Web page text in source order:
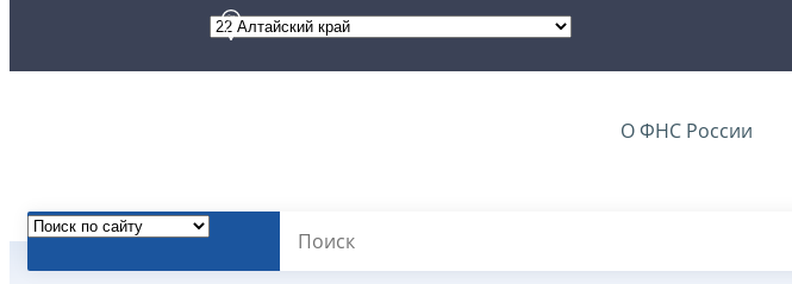
О ФНС России